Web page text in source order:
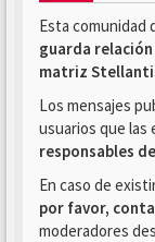
Esta comunidad
guarda
matriz
Los mensajes
usuarios que las
responsables
En caso de
por favor,
moderadores